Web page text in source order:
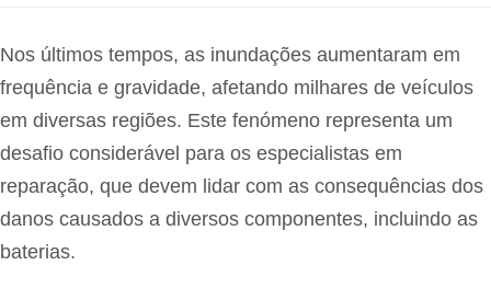
Nos últimos tempos, as inundações aumentaram em
frequência e gravidade, afetando milhares de veículos
em diversas regiões. Este fenómeno representa um
desafio considerável para os especialistas em
reparação, que devem lidar com as consequências dos
danos causados a diversos componentes, incluindo as
baterias.